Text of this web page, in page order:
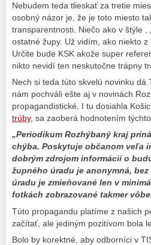
Nebudem teda tlieskať za tretie
osobný názor je, že je toto miesto
transparentnosti. Niečo ako v štýle ,
ostatné župy. Už vidím, ako niekto
Určite bude KSK akože super
nikto nevidí ten neskutočne trápny
Nech si teda túto skvelú novinku dá
nám pochváli ešte aj v novinách
propagandistické. I tu dosiahla
trúby, sa zaoberá hodnotením
„Periodikum Rozhýbaný kraj
chýba. Poskytuje občanom veľa
dobrým zdrojom informácií o
župného úradu je anonymná,
úradu je zmieňované len v
fotkách zobrazované takmer
Túto propagandu platíme z našich
začítať, ale jediným pozitívom bola
Bolo by korektné, aby odborníci v